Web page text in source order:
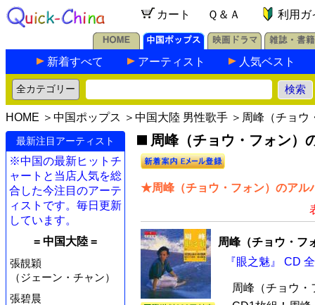
カート Ｑ＆Ａ 利用ガ
新着すべて アーティスト 人気ベスト
HOME ＞ 中国ポップス ＞ 中国大陸 男性歌手 ＞周峰（チョウ
最新注目アーティスト
※中国の最新ヒットチ
ャートと当店人気を総
合した今注目のアーテ
ィストです。毎日更新
しています。
= 中国大陸 =
張靚穎
（ジェーン・チャン）
張碧晨
周峰（チョウ・フォン）
★周峰（チョウ・フォン）のアル
周峰（チョウ・フ
『眼之魅』 CD
周峰（チョウ